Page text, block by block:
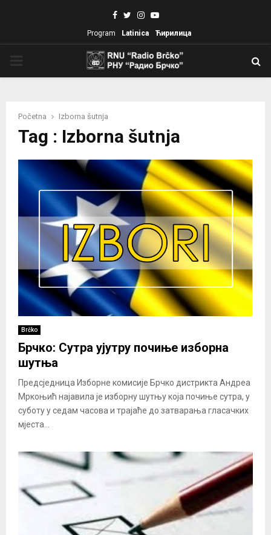
Facebook
TwitterInstagram
Youtube
Program Latinica Ћирилица
Početna Izborna šutnja
Tag : Izborna šutnja
Brčko
Брчко: Сутра ујутру почиње изборна
шутња
Предсједница Изборне комисије Брчко дистрикта Андреа
Мркоњић најавила је изборну шутњу која почиње сутра, у
суботу у седам часова и трајаће до затварања гласачких
мјеста...